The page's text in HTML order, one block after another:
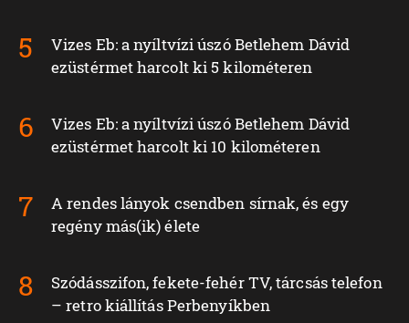
Vizes Eb: a nyíltvízi úszó Betlehem Dávid
ezüstérmet harcolt ki 5 kilométeren
Vizes Eb: a nyíltvízi úszó Betlehem Dávid
ezüstérmet harcolt ki 10 kilométeren
A rendes lányok csendben sírnak, és egy
regény más(ik) élete
Szódásszifon, fekete-fehér TV, tárcsás telefon
– retro kiállítás Perbenyíkben